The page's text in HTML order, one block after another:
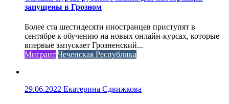
запущены в Грозном
Более ста шестидесяти иностранцев приступят в
сентябре к обучению на новых онлайн-курсах, которые
впервые запускает Грозненский...
Мигрант Чеченская Республика
29.06.2022 Екатерина Сдвижкова